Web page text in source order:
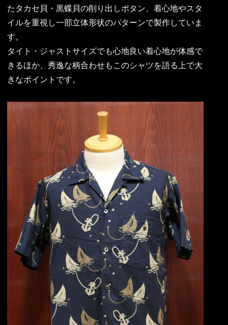
たタカセ貝・黒蝶貝の削り出しボタン、着心地やスタ
イルを重視し一部立体形状のパターンで製作していま
す。
タイト・ジャストサイズでも心地良い着心地が体感で
きるほか、秀逸な柄合わせもこのシャツを語る上で大
きなポイントです。